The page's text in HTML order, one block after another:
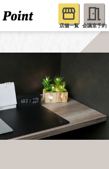
店舗一覧 会議室予約